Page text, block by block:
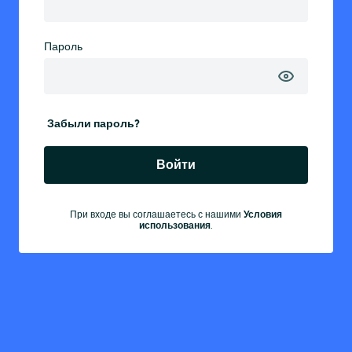
Пароль
Забыли пароль?
Войти
При входе вы соглашаетесь с нашими Условия
использования.